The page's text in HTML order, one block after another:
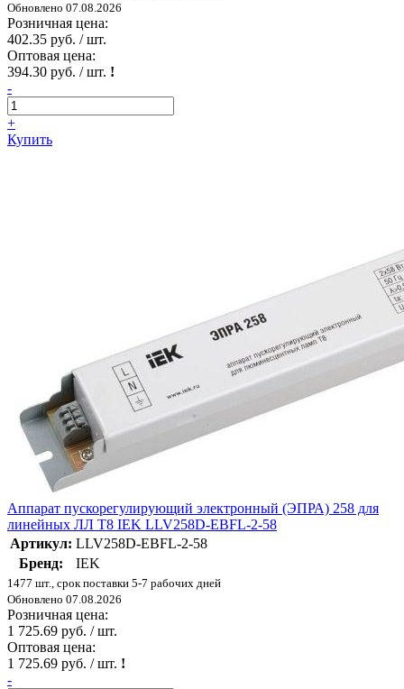
Обновлено 07.08.2026
Розничная цена:
402.35 руб. / шт.
Оптовая цена:
394.30 руб. / шт. !
-
+
Купить
Аппарат пускорегулирующий электронный (ЭПРА) 258 для
линейных ЛЛ T8 IEK LLV258D-EBFL-2-58
Артикул: LLV258D-EBFL-2-58
Бренд:
IEK
1477 шт., срок поставки 5-7 рабочих дней
Обновлено 07.08.2026
Розничная цена:
1 725.69 руб. / шт.
Оптовая цена:
1 725.69 руб. / шт. !
-